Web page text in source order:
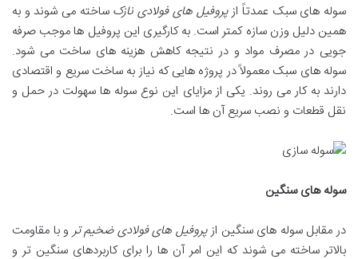
سوله های سبک عمدتاً ازپروفیل های فولادی نازک ساخته می شوند و به
همین دلیل وزن سازه کمتر است. به کارگیری این پروفیل ها موجب صرفه
جویی در مصرف مواد و در نتیجه کاهش هزینه های ساخت می شود.
سوله های سبک معمولاً در پروژه هایی که نیاز به ساخت سریع و اقتصادی
دارند به کار می روند. یکی از مزایای این نوع سوله ها سهولت در حمل و
نقل قطعات و نصب سریع آن ها است.
سوله های سنگین
در مقابل سوله های سنگین ازپروفیل های فولادی ضخیم تر و با مقاومت
بالاتر ساخته می شوند که این امر آن ها را برای کاربردهای سنگین تر و